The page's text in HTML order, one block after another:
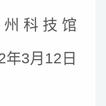
州 科 技 馆
年3月 12 日